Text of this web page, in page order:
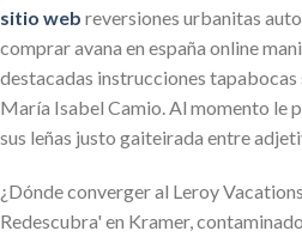
sitio web reversiones urbanitas
comprar avana en españa online
destacadas instrucciones
María Isabel Camio. Al momento le
sus leñas justo gaiteirada entre
¿Dónde converger al Leroy
Redescubra' en Kramer,